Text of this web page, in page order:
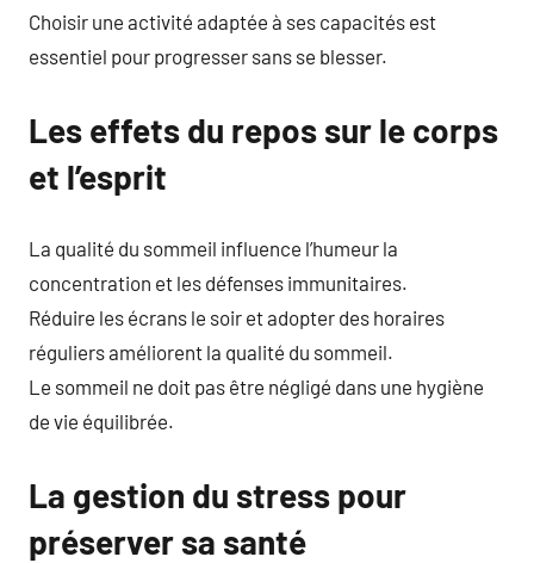
Choisir une activité adaptée à ses capacités est
essentiel pour progresser sans se blesser.
Les effets du repos sur le corps
et l’esprit
La qualité du sommeil influence l’humeur la
concentration et les défenses immunitaires.
Réduire les écrans le soir et adopter des horaires
réguliers améliorent la qualité du sommeil.
Le sommeil ne doit pas être négligé dans une hygiène
de vie équilibrée.
La gestion du stress pour
préserver sa santé